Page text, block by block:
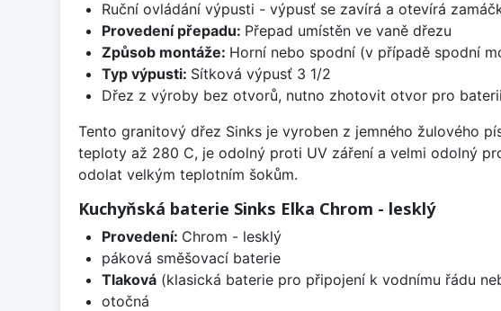
Ruční ovládání výpusti - výpusť se zavírá a otevírá
Provedení přepadu: Přepad umístěn ve vaně dřezu
Způsob montáže: Horní nebo spodní (v případě spodní
Typ výpusti: Sítková výpusť 3 1/2
Dřez z výroby bez otvorů, nutno zhotovit otvor pro
Tento granitový dřez Sinks je vyroben z jemného žulového
teploty až 280 C, je odolný proti UV záření a velmi odolný
odolat velkým teplotním šokům.
Kuchyňská baterie Sinks Elka Chrom - lesklý
Provedení: Chrom - lesklý
páková směšovací baterie
Tlaková(klasická baterie pro připojení k vodnímu řádu
otočná